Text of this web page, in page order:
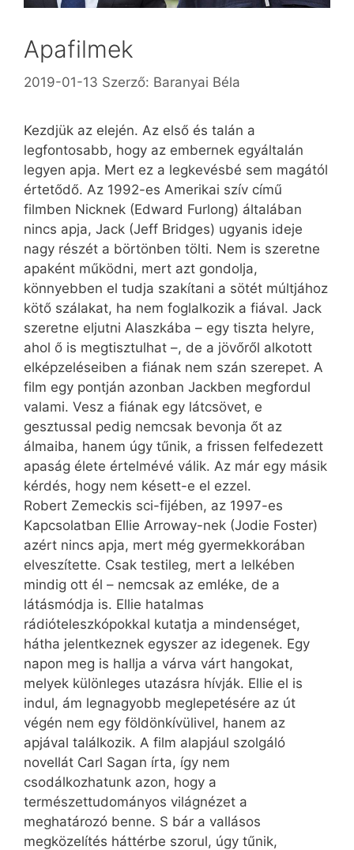
Apafilmek
2019-01-13 Szerző: Baranyai Béla
Kezdjük az elején. Az első és talán a
legfontosabb, hogy az embernek egyáltalán
legyen apja. Mert ez a legkevésbé sem magától
értetődő. Az 1992-es Amerikai szív című
filmben Nicknek (Edward Furlong) általában
nincs apja, Jack (Jeff Bridges) ugyanis ideje
nagy részét a börtönben tölti. Nem is szeretne
apaként működni, mert azt gondolja,
könnyebben el tudja szakítani a sötét múltjához
kötő szálakat, ha nem foglalkozik a fiával. Jack
szeretne eljutni Alaszkába – egy tiszta helyre,
ahol ő is megtisztulhat –, de a jövőről alkotott
elképzeléseiben a fiának nem szán szerepet. A
film egy pontján azonban Jackben megfordul
valami. Vesz a fiának egy látcsövet, e
gesztussal pedig nemcsak bevonja őt az
álmaiba, hanem úgy tűnik, a frissen felfedezett
apaság élete értelmévé válik. Az már egy másik
kérdés, hogy nem késett-e el ezzel.
Robert Zemeckis sci-fijében, az 1997-es
Kapcsolatban Ellie Arroway-nek (Jodie Foster)
azért nincs apja, mert még gyermekkorában
elveszítette. Csak testileg, mert a lelkében
mindig ott él – nemcsak az emléke, de a
látásmódja is. Ellie hatalmas
rádióteleszkópokkal kutatja a mindenséget,
hátha jelentkeznek egyszer az idegenek. Egy
napon meg is hallja a várva várt hangokat,
melyek különleges utazásra hívják. Ellie el is
indul, ám legnagyobb meglepetésére az út
végén nem egy földönkívülivel, hanem az
apjával találkozik. A film alapjául szolgáló
novellát Carl Sagan írta, így nem
csodálkozhatunk azon, hogy a
természettudományos világnézet a
meghatározó benne. S bár a vallásos
megközelítés háttérbe szorul, úgy tűnik,